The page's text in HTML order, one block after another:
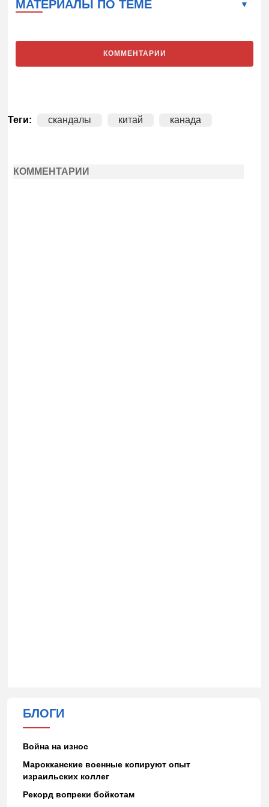
МАТЕРИАЛЫ ПО ТЕМЕ
КОММЕНТАРИИ
Теги: скандалы китай канада
КОММЕНТАРИИ
БЛОГИ
Война на износ
Марокканские военные копируют опыт
израильских коллег
Рекорд вопреки бойкотам